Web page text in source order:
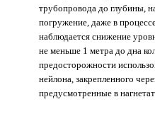
трубопровода до глубины,
погружение, даже в
наблюдается снижение
не меньше 1 метра до дна
предосторожности
нейлона, закрепленного
предусмотренные в